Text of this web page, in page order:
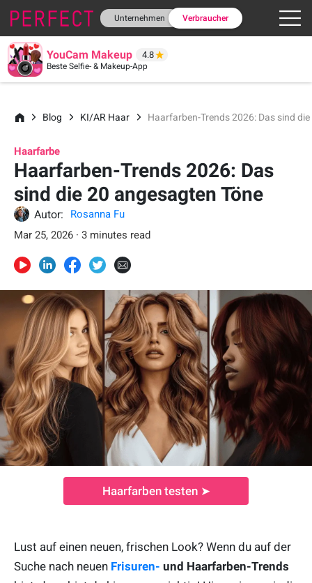
Unternehmen Verbraucher
YouCam Makeup 4.8
Beste Selfie- & Makeup-App
Blog KI/AR Haar Haarfarben-Trends 2026: Das sind
Haarfarbe
Haarfarben-Trends 2026: Das
sind die 20 angesagten Töne
Autor:
Rosanna Fu
Mar 25, 2026 · 3 minutes read
Haarfarben testen ➤
Lust auf einen neuen, frischen Look? Wenn du auf der
Suche nach neuen Frisuren- und Haarfarben-Trends